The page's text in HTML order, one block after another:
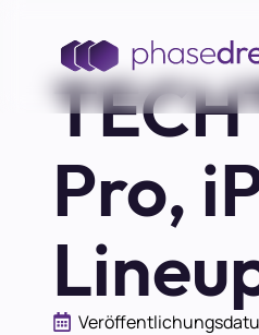
Pro,